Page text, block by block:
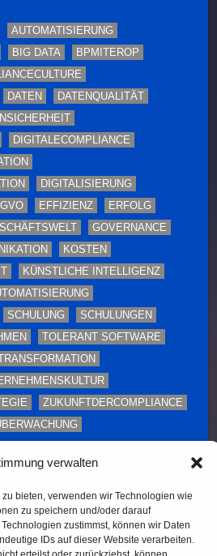
verwalten
bieten, verwenden wir Technologien wie
zu speichern und/oder darauf
zustimmst, können wir Daten
IDs auf dieser Website verarbeiten.
AUTOMATISIERUNG
BIG DATA
BPMITEROP
DATEN
DATENQUALITÄT
DIGITALECOMPLIANCE
DIGITALISIERUNG
EFFIZIENZ
ERFOLG
GOVERNANCE
KOSTEN
KÜNSTLICHE INTELLIGENZ
SCHULUNG
SCHULUNGEN
TOLERANT SOFTWARE
ZUKUNFTDERCOMPLIANCE
Inhalte und Medien, die ganz
und Beispiele
anders
illustrativen Zwecken.